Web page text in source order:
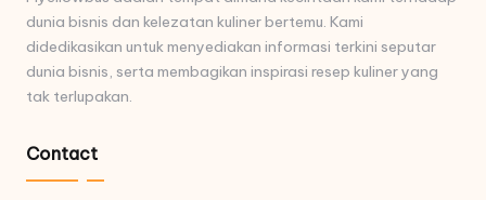
dunia bisnis dan kelezatan kuliner bertemu. Kami
didedikasikan untuk menyediakan informasi terkini seputar
dunia bisnis, serta membagikan inspirasi resep kuliner yang
tak terlupakan.
Contact